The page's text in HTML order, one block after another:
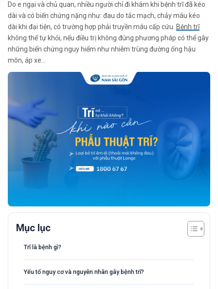
Do e ngại và chủ quan, nhiều người chỉ đi khám khi bệnh trĩ đã kéo
dài và có biến chứng nặng như: đau do tắc mạch, chảy máu kéo
dài khi đại tiện, có trường hợp phải truyền máu cấp cứu. Bệnh trĩ
không thể tự khỏi, nếu điều trị không đúng phương pháp có thể gây
những biến chứng nguy hiểm như nhiễm trùng đường ống hậu
môn, áp xe…
Mục lục
Trĩ là bệnh gì?
Yếu tố nguy cơ và nguyên nhân gây bệnh trĩ?